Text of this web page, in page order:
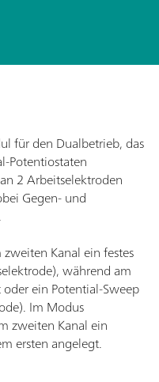
für den Dualbetrieb, das
Potentiostaten
2 Arbeitselektroden
Gegen- und
Kanal ein festes
während am
ein Potential-Sweep
Im Modus
zweiten Kanal ein
ersten angelegt.